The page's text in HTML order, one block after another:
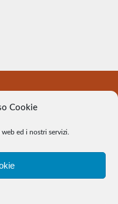
Cookie
ed i nostri servizi.
una violazione dei